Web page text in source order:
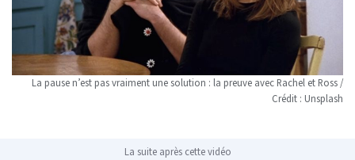
La pause n’est pas vraiment une solution : la preuve avec Rachel et Ross /
Crédit : Unsplash
La suite après cette vidéo